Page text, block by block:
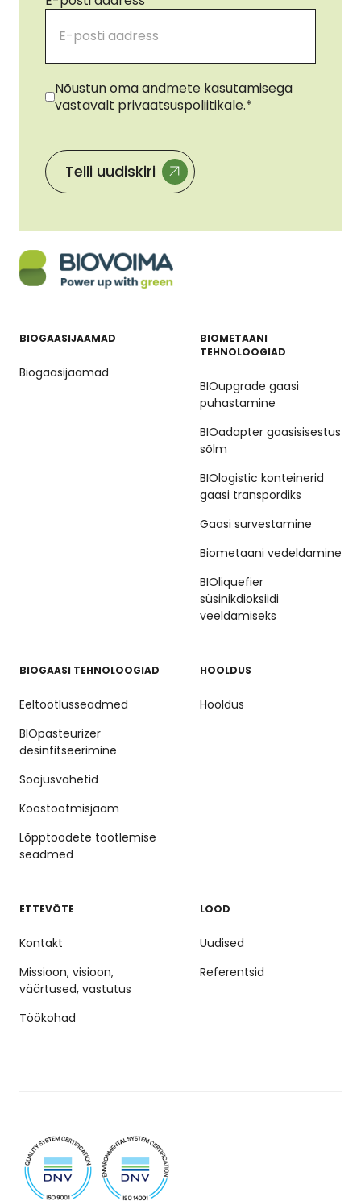
Nõusolek*
Nõustun oma andmete kasutamisega
vastavalt privaatsuspoliitikale.*
Telli uudiskiri
BIOGAASIJAAMAD
Biogaasijaamad
BIOMETAANI
TEHNOLOOGIAD
BIOupgrade gaasi
puhastamine
BIOadapter gaasisisestus
sõlm
BIOlogistic konteinerid
gaasi transpordiks
Gaasi survestamine
Biometaani vedeldamine
BIOliquefier
süsinikdioksiidi
veeldamiseks
BIOGAASI TEHNOLOOGIAD
Eeltöötlusseadmed
BIOpasteurizer
desinfitseerimine
Soojusvahetid
Koostootmisjaam
Lõpptoodete töötlemise
seadmed
HOOLDUS
Hooldus
ETTEVÕTE
Kontakt
Missioon, visioon,
väärtused, vastutus
Töökohad
LOOD
Uudised
Referentsid